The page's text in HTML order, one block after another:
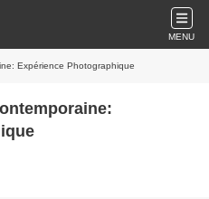
MENU
Expérience Photographique